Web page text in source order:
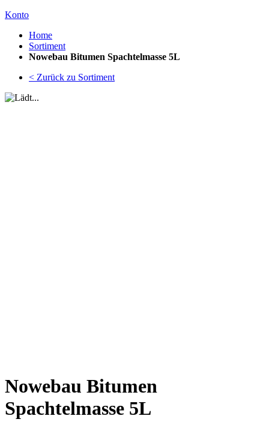
Konto
Home
Sortiment
Nowebau Bitumen Spachtelmasse 5L
< Zurück zu Sortiment
Nowebau Bitumen
Spachtelmasse 5L